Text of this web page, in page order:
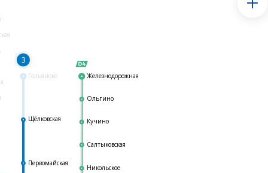
Гольяново
3
Железнодорожная
Ольгино
Кучино
Салтыковская
Никольское
Первомайская
Щёлковская